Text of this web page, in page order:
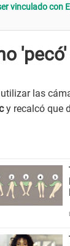
vinculado con
las
y recalcó que